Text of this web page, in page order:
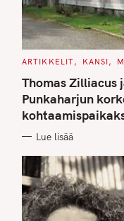
C
T
E
G
O
R
I
S
ARTIKKELIT KANSI
Thomas Zilliacus
Punkaharjun
Lue lisää